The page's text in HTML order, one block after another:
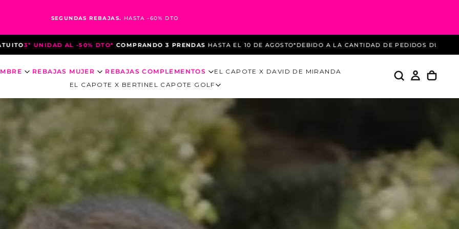
SEGUNDAS REBAJAS. HASTA -60% DTO
COMPRANDO 3 PRENDAS HASTA EL 10 DE AGOSTO*DEBIDO A LA CANTIDAD DE PEDIDOS DURANTE ESTAS REBAJAS LOS ENVÍOS
REBAJAS MUJER REBAJAS COMPLEMENTOS
EL CAPOTE X DAVID DE MIRANDA
EL CAPOTE X BERTIN EL CAPOTE GOLF